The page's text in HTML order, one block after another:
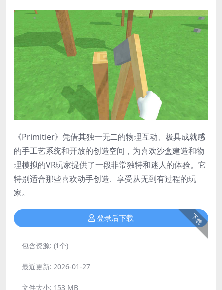
《Primitier》凭借其独一无二的物理互动、极具成就感
的手工艺系统和开放的创造空间，为喜欢沙盒建造和物
理模拟的VR玩家提供了一段非常独特和迷人的体验。它
特别适合那些喜欢动手创造、享受从无到有过程的玩
家。
下载
登录后下载
包含资源: (1个)
最近更新: 2026-01-27
文件大小: 153 MB